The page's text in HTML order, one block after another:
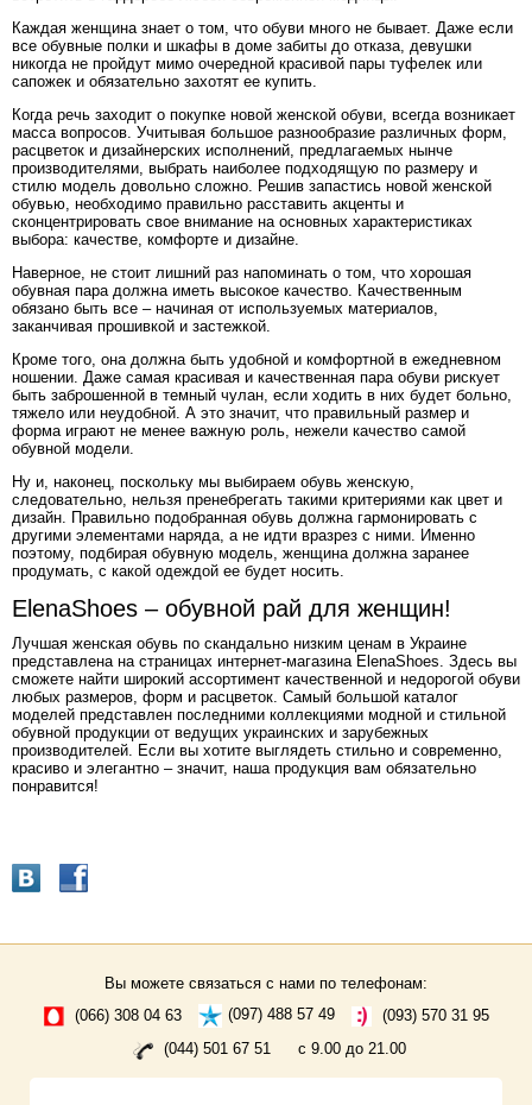
Каждая женщина знает о том, что обуви много не бывает. Даже если
все обувные полки и шкафы в доме забиты до отказа, девушки
никогда не пройдут мимо очередной красивой пары туфелек или
сапожек и обязательно захотят ее купить.
Когда речь заходит о покупке новой женской обуви, всегда возникает
масса вопросов. Учитывая большое разнообразие различных форм,
расцветок и дизайнерских исполнений, предлагаемых нынче
производителями, выбрать наиболее подходящую по размеру и
стилю модель довольно сложно. Решив запастись новой женской
обувью, необходимо правильно расставить акценты и
сконцентрировать свое внимание на основных характеристиках
выбора: качестве, комфорте и дизайне.
Наверное, не стоит лишний раз напоминать о том, что хорошая
обувная пара должна иметь высокое качество. Качественным
обязано быть все – начиная от используемых материалов,
заканчивая прошивкой и застежкой.
Кроме того, она должна быть удобной и комфортной в ежедневном
ношении. Даже самая красивая и качественная пара обуви рискует
быть заброшенной в темный чулан, если ходить в них будет больно,
тяжело или неудобной. А это значит, что правильный размер и
форма играют не менее важную роль, нежели качество самой
обувной модели.
Ну и, наконец, поскольку мы выбираем обувь женскую,
следовательно, нельзя пренебрегать такими критериями как цвет и
дизайн. Правильно подобранная обувь должна гармонировать с
другими элементами наряда, а не идти вразрез с ними. Именно
поэтому, подбирая обувную модель, женщина должна заранее
продумать, с какой одеждой ее будет носить.
ElenaShoes – обувной рай для женщин!
Лучшая женская обувь по скандально низким ценам в Украине
представлена на страницах интернет-магазина ElenaShoes. Здесь вы
сможете найти широкий ассортимент качественной и недорогой обуви
любых размеров, форм и расцветок. Самый большой каталог
моделей представлен последними коллекциями модной и стильной
обувной продукции от ведущих украинских и зарубежных
производителей. Если вы хотите выглядеть стильно и современно,
красиво и элегантно – значит, наша продукция вам обязательно
понравится!
Вы можете связаться с нами по телефонам:
(066) 308 04 63
(097) 488 57 49
(093) 570 31 95
(044) 501 67 51
с 9.00 до 21.00